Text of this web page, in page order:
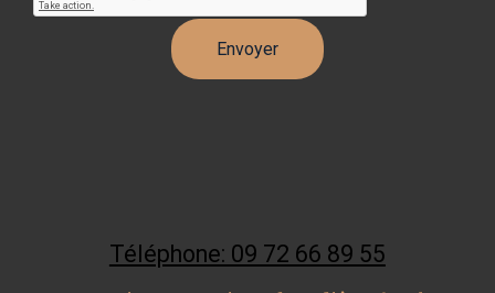
Téléphone: 09 72 66 89 55